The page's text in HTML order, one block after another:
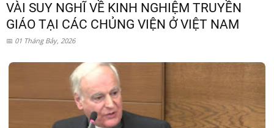
VÀI SUY NGHĨ VỀ KINH NGHIỆM TRUYỀN
GIÁO TẠI CÁC CHỦNG VIỆN Ở VIỆT NAM
01 Tháng Bảy, 2026